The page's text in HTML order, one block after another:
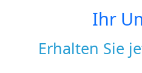
Ihr
Erhalten Sie